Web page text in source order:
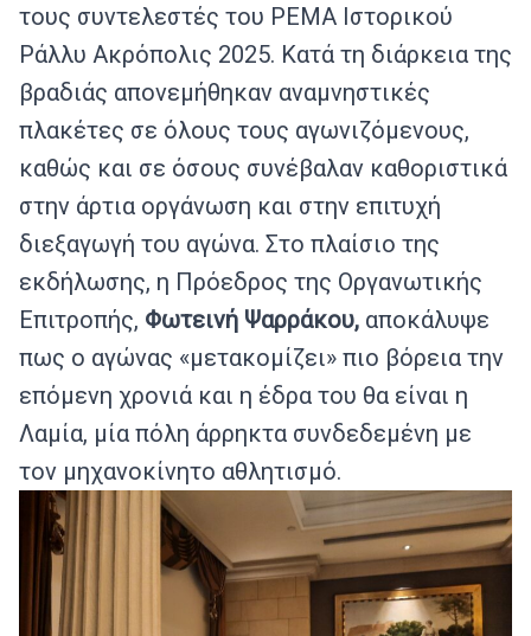
τους συντελεστές του PEMA Ιστορικού
Ράλλυ Ακρόπολις 2025. Κατά τη διάρκεια της
βραδιάς απονεμήθηκαν αναμνηστικές
πλακέτες σε όλους τους αγωνιζόμενους,
καθώς και σε όσους συνέβαλαν καθοριστικά
στην άρτια οργάνωση και στην επιτυχή
διεξαγωγή του αγώνα. Στο πλαίσιο της
εκδήλωσης, η Πρόεδρος της Οργανωτικής
Επιτροπής, Φωτεινή Ψαρράκου, αποκάλυψε
πως ο αγώνας «μετακομίζει» πιο βόρεια την
επόμενη χρονιά και η έδρα του θα είναι η
Λαμία, μία πόλη άρρηκτα συνδεδεμένη με
τον μηχανοκίνητο αθλητισμό.